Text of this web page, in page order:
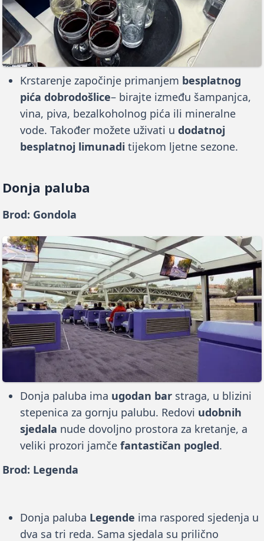
Krstarenje započinje primanjem besplatnog
pića dobrodošlice– birajte između šampanjca,
vina, piva, bezalkoholnog pića ili mineralne
vode. Također možete uživati udodatnoj
besplatnoj limunadi tijekom ljetne sezone.
Donja paluba
Brod: Gondola
Donja paluba ima ugodan bar straga, u blizini
stepenica za gornju palubu. Redovi udobnih
sjedala nude dovoljno prostora za kretanje, a
veliki prozori jamčefantastičan pogled.
Brod: Legenda
Donja paluba Legende ima raspored sjedenja u
dva sa tri reda. Sama sjedala su prilično